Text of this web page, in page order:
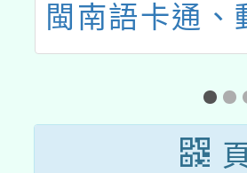
閩南語卡通、
畫字幕製作及
音工作計畫」
通動畫播映